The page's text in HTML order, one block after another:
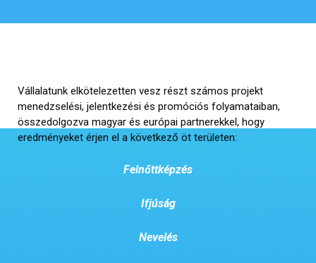
Vállalatunk elkötelezetten vesz részt számos projekt
menedzselési, jelentkezési és promóciós folyamataiban,
összedolgozva magyar és európai partnerekkel, hogy
eredményeket érjen el a következő öt területen:
Felnőttképzés
Ifjúság
Nevelés